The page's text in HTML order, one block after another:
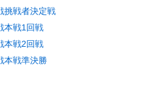
挑戦者決定戦
本戦1回戦
本戦2回戦
本戦準決勝